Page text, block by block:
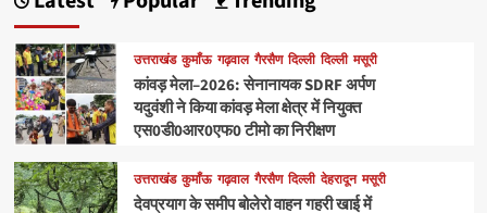
उत्तराखंड कुमाँऊ गढ़वाल गैरसैण दिल्ली दिल्ली मसूरी
कांवड़ मेला–2026: सेनानायक SDRF अर्पण
यदुवंशी ने किया कांवड़ मेला क्षेत्र में नियुक्त
एस0डी0आर0एफ0 टीमो का निरीक्षण
उत्तराखंड कुमाँऊ गढ़वाल गैरसैण दिल्ली देहरादून मसूरी
देवप्रयाग के समीप बोलेरो वाहन गहरी खाई में